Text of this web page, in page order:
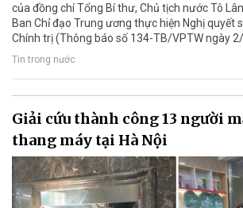
của đồng chí Tổng Bí thư, Chủ tịch nước Tô
Ban Chỉ đạo Trung ương thực hiện Nghị quyết
Chính trị (Thông báo số 134-TB/VPTW ngày
Tin trong nước
Giải cứu thành công 13 người
thang máy tại Hà Nội